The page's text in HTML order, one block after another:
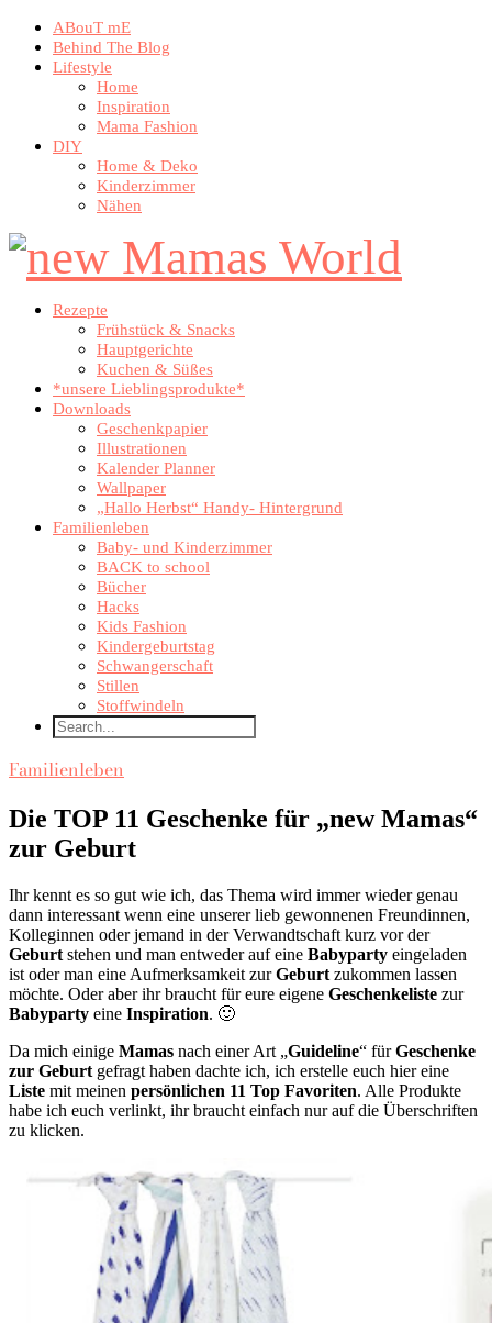
ABouT mE
Behind The Blog
Lifestyle
Home
Inspiration
Mama Fashion
DIY
Home & Deko
Kinderzimmer
Nähen
Rezepte
Frühstück & Snacks
Hauptgerichte
Kuchen & Süßes
*unsere Lieblingsprodukte*
Downloads
Geschenkpapier
Illustrationen
Kalender Planner
Wallpaper
„Hallo Herbst“ Handy- Hintergrund
Familienleben
Baby- und Kinderzimmer
BACK to school
Bücher
Hacks
Kids Fashion
Kindergeburtstag
Schwangerschaft
Stillen
Stoffwindeln
Familienleben
Die TOP 11 Geschenke für „new Mamas“
zur Geburt
Ihr kennt es so gut wie ich, das Thema wird immer wieder genau
dann interessant wenn eine unserer lieb gewonnenen Freundinnen,
Kolleginnen oder jemand in der Verwandtschaft kurz vor der
Geburt stehen und man entweder auf eine Babyparty eingeladen
ist oder man eine Aufmerksamkeit zurGeburt zukommen lassen
möchte. Oder aber ihr braucht für eure eigene Geschenkeliste zur
Babyparty eine Inspiration. 🙂
Da mich einige Mamas nach einer Art „Guideline“ fürGeschenke
zur Geburt gefragt haben dachte ich, ich erstelle euch hier eine
Liste mit meinen persönlichen 11 Top Favoriten. Alle Produkte
habe ich euch verlinkt, ihr braucht einfach nur auf die Überschriften
zu klicken.